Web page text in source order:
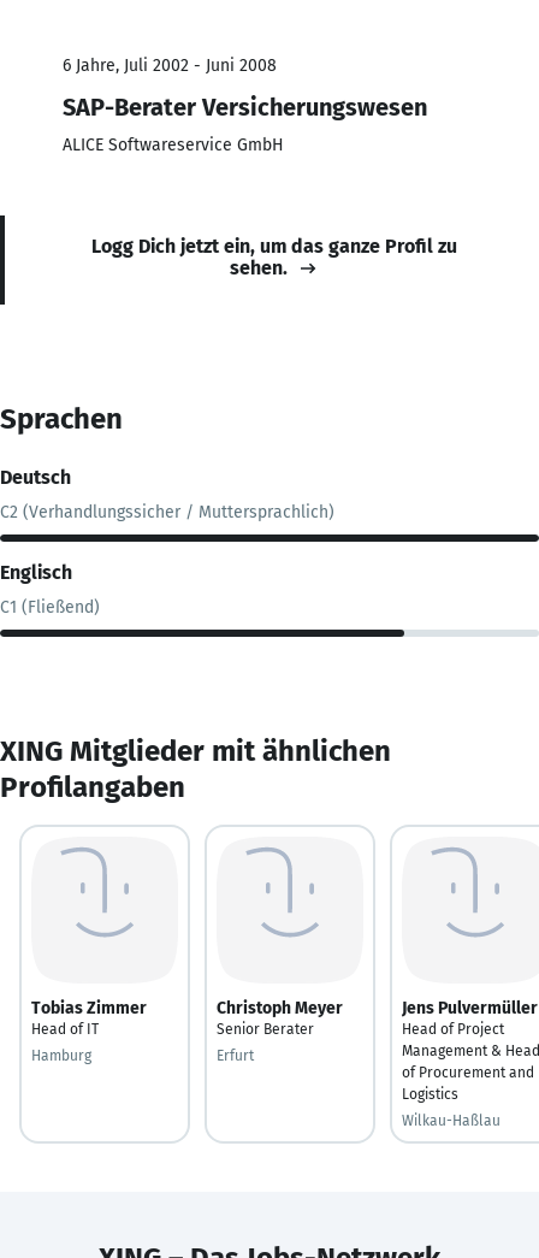
6 Jahre, Juli 2002 - Juni 2008
SAP-Berater Versicherungswesen
ALICE Softwareservice GmbH
Logg Dich jetzt ein, um das ganze Profil zu
sehen.
Sprachen
Deutsch
C2 (Verhandlungssicher / Muttersprachlich)
Englisch
C1 (Fließend)
XING Mitglieder mit ähnlichen
Profilangaben
Tobias Zimmer
Head of IT
Hamburg
Christoph Meyer
Senior Berater
Erfurt
Jens Pulvermüller
Head of Project
Management & Head
of Procurement and
Logistics
Wilkau-Haßlau